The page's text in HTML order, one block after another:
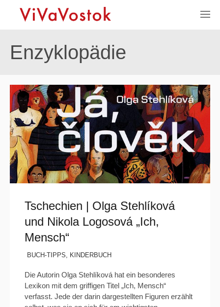
Enzyklopädie
Tschechien | Olga Stehlíková
und Nikola Logosová „Ich,
Mensch“
BUCH-TIPPS, KINDERBUCH
Die Autorin Olga Stehlíková hat ein besonderes
Lexikon mit dem griffigen Titel „Ich, Mensch“
verfasst. Jede der darin dargestellten Figuren erzählt